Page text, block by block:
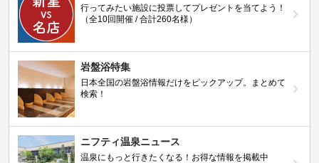
行ってみたい施設に投票してプレゼントを当てよう！
（全10回開催 / 合計260名様）
岩盤浴特集
日本全国の岩盤浴情報だけをピックアップ。まとめて
検索！
ニフティ温泉ニュース
温泉にもっと行きたくなる！お得な情報を掲載中